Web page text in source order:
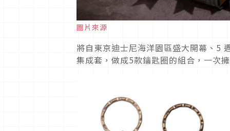
圖片來源
將自東京迪士尼海洋園區盛大開幕、5
集成套，做成5款鑰匙圈的組合，一次